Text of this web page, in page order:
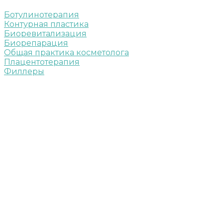
Ботулинотерапия
Контурная пластика
Биоревитализация
Биорепарация
Общая практика косметолога
Плацентотерапия
Филлеры